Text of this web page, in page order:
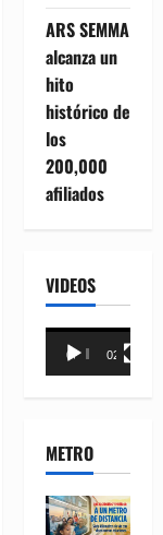
ARS SEMMA
alcanza un
hito
histórico de
los
200,000
afiliados
VIDEOS
Reproductor
00:00 02:18
METRO